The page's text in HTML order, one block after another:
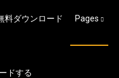
料ダウンロード Pages
ドする